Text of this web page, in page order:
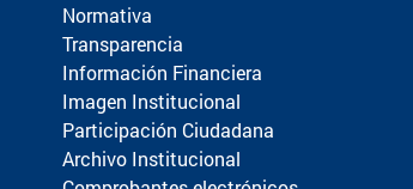
Normativa
Transparencia
Información Financiera
Imagen Institucional
Participación Ciudadana
Archivo Institucional